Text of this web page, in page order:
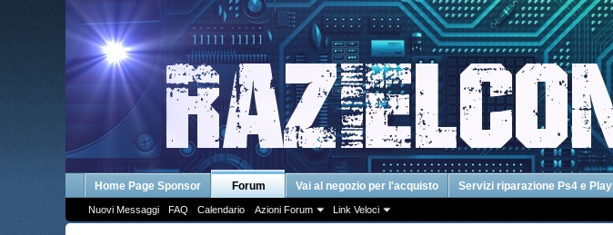
Home Page Sponsor Forum
Nuovi Messaggi FAQ Calendario Azioni Forum Link Veloci
Vai al negozio per l'acquisto Servizi riparazione Ps4 e